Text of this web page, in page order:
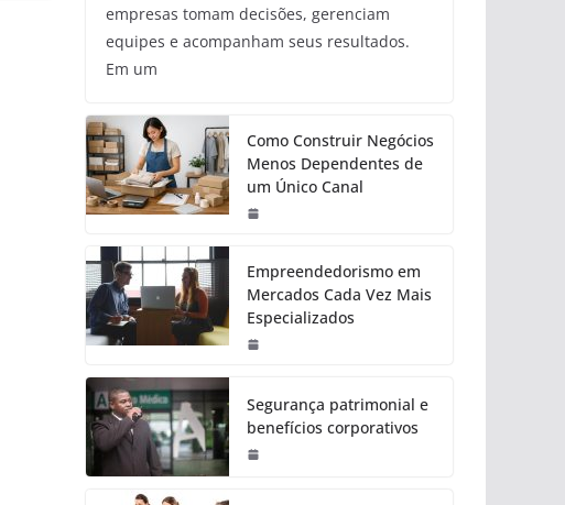
empresas tomam decisões, gerenciam
equipes e acompanham seus resultados.
Em um
Como Construir Negócios
Menos Dependentes de
um Único Canal
Empreendedorismo em
Mercados Cada Vez Mais
Especializados
Segurança patrimonial e
benefícios corporativos